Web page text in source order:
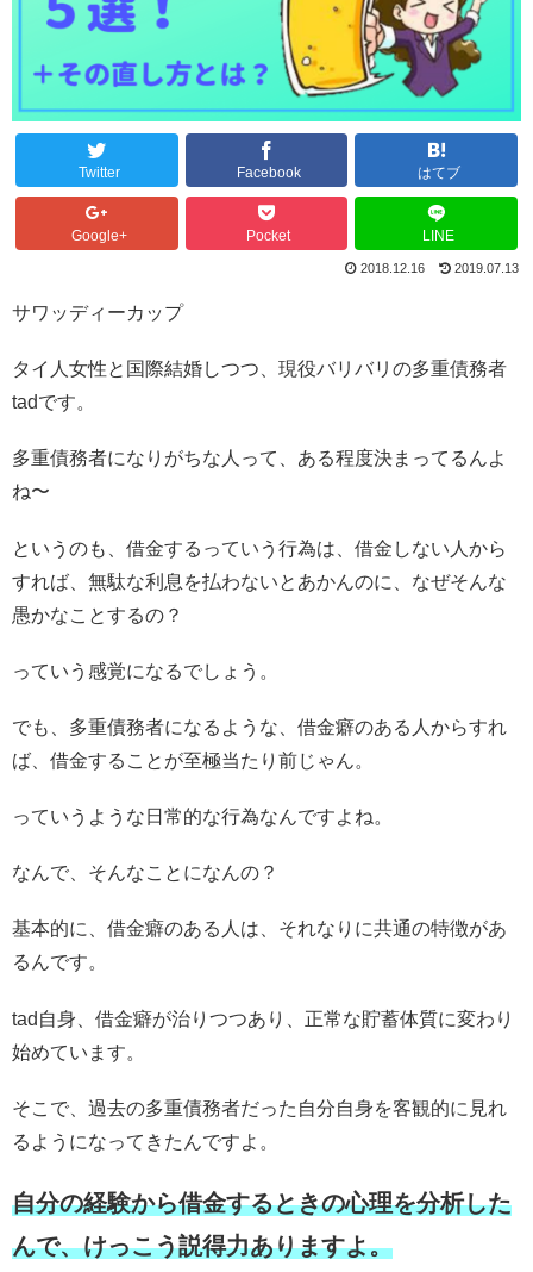
Twitter Facebook はてブ
Google+ Pocket LINE
2018.12.16 2019.07.13
サワッディーカップ
タイ人女性と国際結婚しつつ、現役バリバリの多重債務者
tadです。
多重債務者になりがちな人って、ある程度決まってるんよ
ね〜
というのも、借金するっていう行為は、借金しない人から
すれば、無駄な利息を払わないとあかんのに、なぜそんな
愚かなことするの？
っていう感覚になるでしょう。
でも、多重債務者になるような、借金癖のある人からすれ
ば、借金することが至極当たり前じゃん。
っていうような日常的な行為なんですよね。
なんで、そんなことになんの？
基本的に、借金癖のある人は、それなりに共通の特徴があ
るんです。
tad自身、借金癖が治りつつあり、正常な貯蓄体質に変わり
始めています。
そこで、過去の多重債務者だった自分自身を客観的に見れ
るようになってきたんですよ。
自分の経験から借金するときの心理を分析した
んで、けっこう説得力ありますよ。